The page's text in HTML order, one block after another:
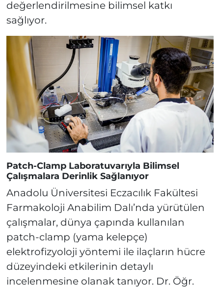
değerlendirilmesine bilimsel katkı
sağlıyor.
Patch-Clamp Laboratuvarıyla Bilimsel
Çalışmalara Derinlik Sağlanıyor
Anadolu Üniversitesi Eczacılık Fakültesi
Farmakoloji Anabilim Dalı’nda yürütülen
çalışmalar, dünya çapında kullanılan
patch-clamp (yama kelepçe)
elektrofizyoloji yöntemi ile ilaçların hücre
düzeyindeki etkilerinin detaylı
incelenmesine olanak tanıyor. Dr. Öğr.